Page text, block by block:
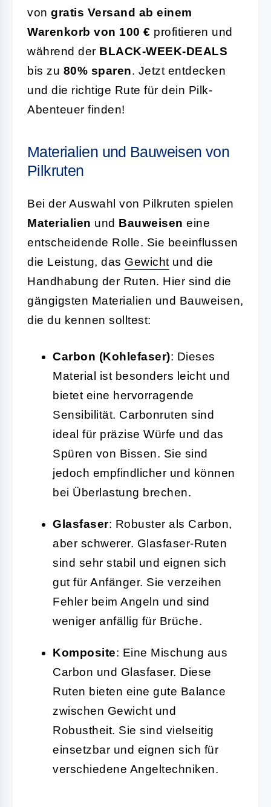
von gratis Versand ab einem
Warenkorb von 100 € profitieren und
während der BLACK-WEEK-DEALS
bis zu 80% sparen. Jetzt entdecken
und die richtige Rute für dein Pilk-
Abenteuer finden!
Materialien und Bauweisen von
Pilkruten
Bei der Auswahl von Pilkruten spielen
Materialien und Bauweisen eine
entscheidende Rolle. Sie beeinflussen
die Leistung, das Gewicht und die
Handhabung der Ruten. Hier sind die
gängigsten Materialien und Bauweisen,
die du kennen solltest:
Carbon (Kohlefaser): Dieses
Material ist besonders leicht und
bietet eine hervorragende
Sensibilität. Carbonruten sind
ideal für präzise Würfe und das
Spüren von Bissen. Sie sind
jedoch empfindlicher und können
bei Überlastung brechen.
Glasfaser: Robuster als Carbon,
aber schwerer. Glasfaser-Ruten
sind sehr stabil und eignen sich
gut für Anfänger. Sie verzeihen
Fehler beim Angeln und sind
weniger anfällig für Brüche.
Komposite: Eine Mischung aus
Carbon und Glasfaser. Diese
Ruten bieten eine gute Balance
zwischen Gewicht und
Robustheit. Sie sind vielseitig
einsetzbar und eignen sich für
verschiedene Angeltechniken.